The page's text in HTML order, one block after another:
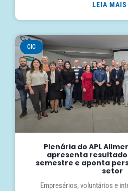
LEIA MAIS
CIC
Plenária do APL
apresenta
semestre e aponta
setor
Empresários, voluntários e